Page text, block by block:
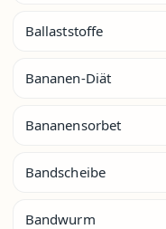
Ballaststoffe
Bananen-Diät
Bananensorbet
Bandscheibe
Bandwurm